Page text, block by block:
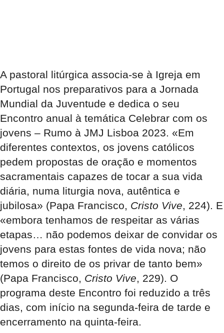
A pastoral litúrgica associa-se à Igreja em
Portugal nos preparativos para a Jornada
Mundial da Juventude e dedica o seu
Encontro anual à temática Celebrar com os
jovens – Rumo à JMJ Lisboa 2023. «Em
diferentes contextos, os jovens católicos
pedem propostas de oração e momentos
sacramentais capazes de tocar a sua vida
diária, numa liturgia nova, autêntica e
jubilosa» (Papa Francisco, Cristo Vive, 224). E
«embora tenhamos de respeitar as várias
etapas… não podemos deixar de convidar os
jovens para estas fontes de vida nova; não
temos o direito de os privar de tanto bem»
(Papa Francisco, Cristo Vive, 229). O
programa deste Encontro foi reduzido a três
dias, com início na segunda-feira de tarde e
encerramento na quinta-feira.